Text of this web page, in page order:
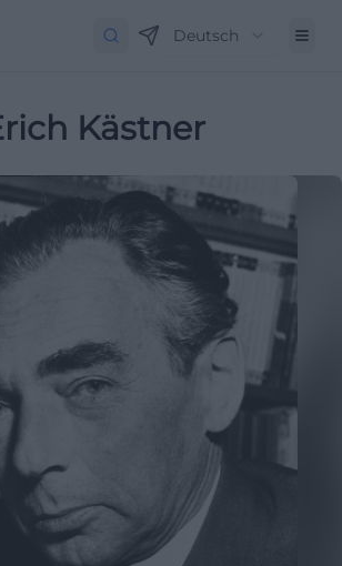
Deutsch
Kästner